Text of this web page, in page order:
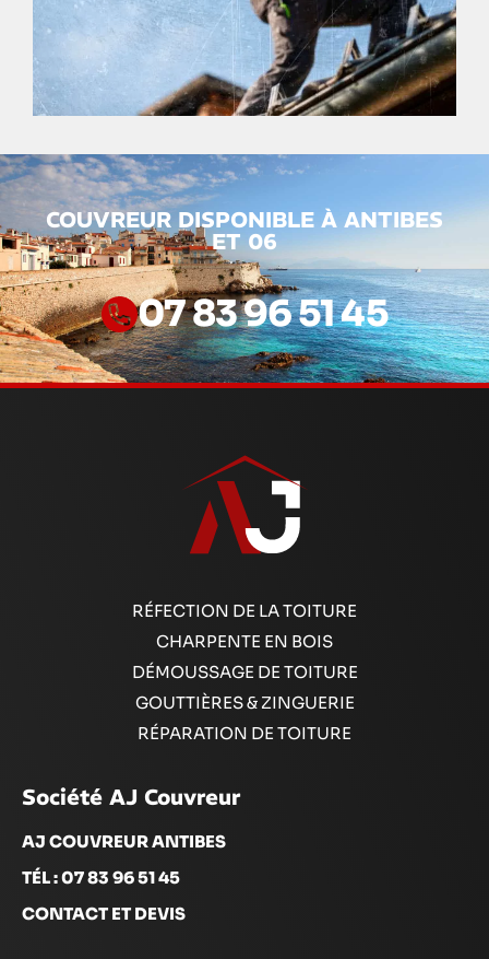
COUVREUR DISPONIBLE À ANTIBES
ET 06
07 83 96 51 45
RÉFECTION DE LA TOITURE
CHARPENTE EN BOIS
DÉMOUSSAGE DE TOITURE
GOUTTIÈRES & ZINGUERIE
RÉPARATION DE TOITURE
Société AJ Couvreur
AJ COUVREUR ANTIBES
TÉL : 07 83 96 51 45
CONTACT ET DEVIS